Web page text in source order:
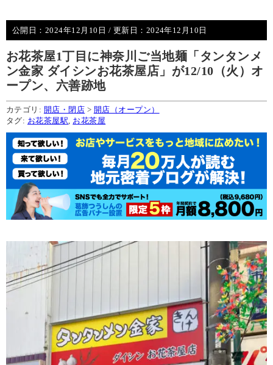
公開日： 2024年12月10日 / 更新日： 2024年12月10日
お花茶屋1丁目に神奈川ご当地麺「タンタンメ
ン金家 ダイシンお花茶屋店」が12/10（火）オ
ープン、六善跡地
カテゴリ: 開店・閉店 > 開店（オープン）
タグ: お花茶屋駅 お花茶屋